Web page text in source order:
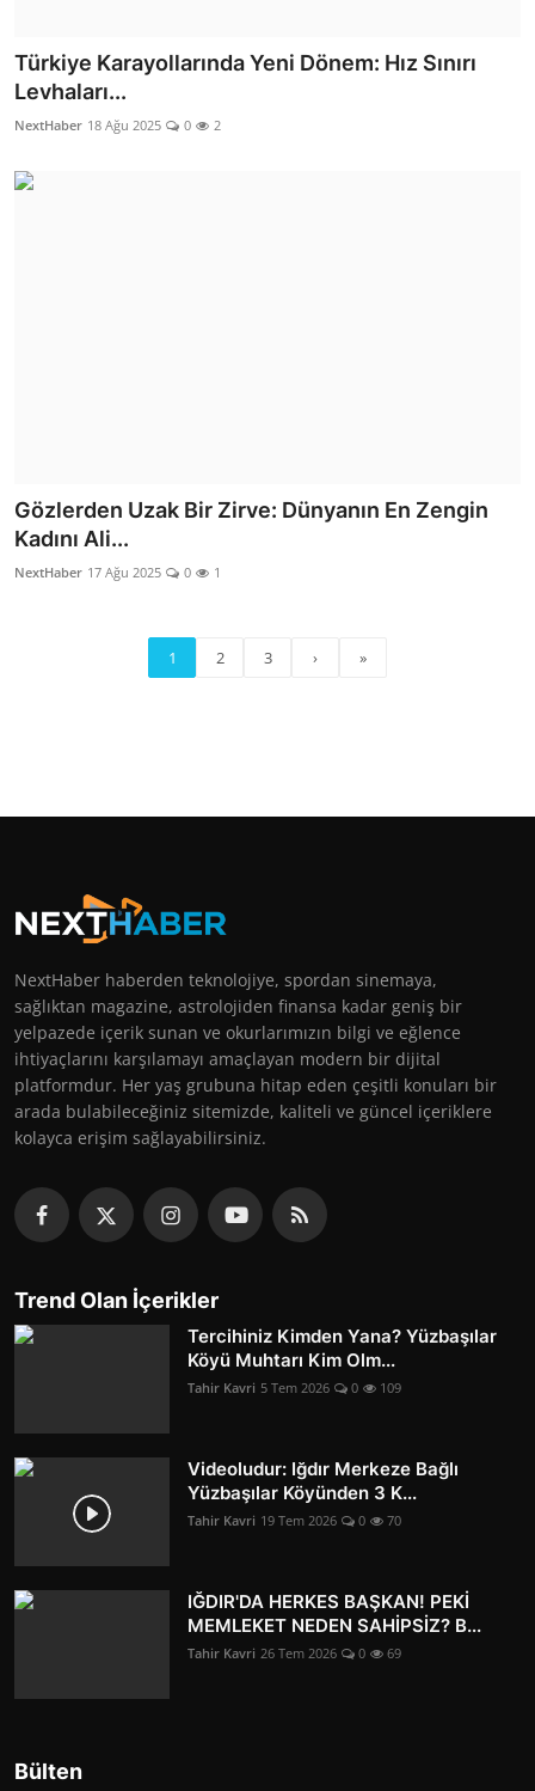
Türkiye Karayollarında Yeni Dönem: Hız Sınırı
Levhaları...
NextHaber 18 Ağu 2025 0 2
Gözlerden Uzak Bir Zirve: Dünyanın En Zengin
Kadını Ali...
NextHaber 17 Ağu 2025 0 1
1 2 3 › »
NextHaber haberden teknolojiye, spordan sinemaya,
sağlıktan magazine, astrolojiden finansa kadar geniş bir
yelpazede içerik sunan ve okurlarımızın bilgi ve eğlence
ihtiyaçlarını karşılamayı amaçlayan modern bir dijital
platformdur. Her yaş grubuna hitap eden çeşitli konuları bir
arada bulabileceğiniz sitemizde, kaliteli ve güncel içeriklere
kolayca erişim sağlayabilirsiniz.
Trend Olan İçerikler
Tercihiniz Kimden Yana? Yüzbaşılar
Köyü Muhtarı Kim Olm...
Tahir Kavri 5 Tem 2026 0 109
Videoludur: Iğdır Merkeze Bağlı
Yüzbaşılar Köyünden 3 K...
Tahir Kavri 19 Tem 2026 0 70
IĞDIR'DA HERKES BAŞKAN! PEKİ
MEMLEKET NEDEN SAHİPSİZ? B...
Tahir Kavri 26 Tem 2026 0 69
Bülten